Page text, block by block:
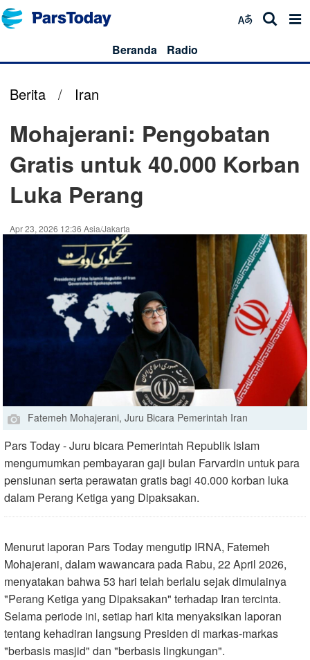
Beranda Radio
Berita / Iran
Mohajerani: Pengobatan
Gratis untuk 40.000 Korban
Luka Perang
Apr 23, 2026 12:36 Asia/Jakarta
Fatemeh Mohajerani, Juru Bicara Pemerintah Iran
Pars Today - Juru bicara Pemerintah Republik Islam
mengumumkan pembayaran gaji bulan Farvardin untuk para
pensiunan serta perawatan gratis bagi 40.000 korban luka
dalam Perang Ketiga yang Dipaksakan.
Menurut laporan Pars Today mengutip IRNA, Fatemeh
Mohajerani, dalam wawancara pada Rabu, 22 April 2026,
menyatakan bahwa 53 hari telah berlalu sejak dimulainya
"Perang Ketiga yang Dipaksakan" terhadap Iran tercinta.
Selama periode ini, setiap hari kita menyaksikan laporan
tentang kehadiran langsung Presiden di markas-markas
"berbasis masjid" dan "berbasis lingkungan".